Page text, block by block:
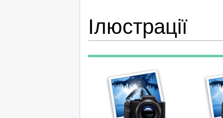
Ілюстрації